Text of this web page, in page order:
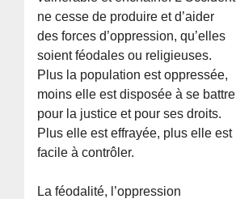
ne cesse de produire et d’aider
des forces d’oppression, qu’elles
soient féodales ou religieuses.
Plus la population est oppressée,
moins elle est disposée à se battre
pour la justice et pour ses droits.
Plus elle est effrayée, plus elle est
facile à contrôler.
La féodalité, l’oppression